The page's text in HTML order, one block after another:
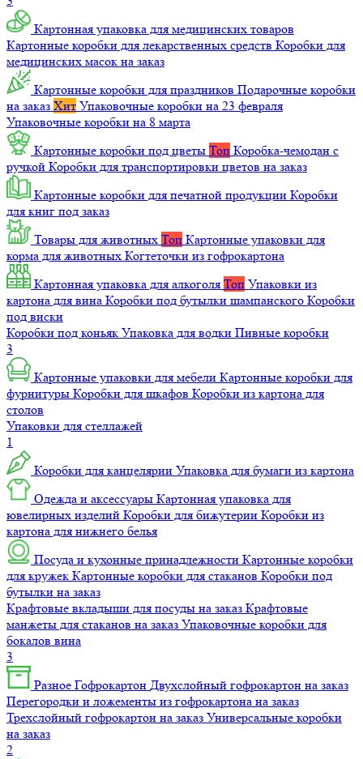
Картонная упаковка для медицинских товаров
Картонные коробки для лекарственных средств Коробки для
медицинских масок на заказ
Картонные коробки для праздников Подарочные коробки
на заказ Хит Упаковочные коробки на 23 февраля
Упаковочные коробки на 8 марта
Картонные коробки под цветы Топ Коробка-чемодан с
ручкой Коробки для транспортировки цветов на заказ
Картонные коробки для печатной продукции Коробки
для книг под заказ
Товары для животных Топ Картонные упаковки для
корма для животных Когтеточки из гофрокартона
Картонная упаковка для алкоголя Топ Упаковки из
картона для вина Коробки под бутылки шампанского Коробки
под виски
Коробки под коньяк Упаковка для водки Пивные коробки
3
Картонные упаковки для мебели Картонные коробки для
фурнитуры Коробки для шкафов Коробки из картона для
столов
Упаковки для стеллажей
1
Коробки для канцелярии Упаковка для бумаги из картона
Одежда и аксессуары Картонная упаковка для
ювелирных изделий Коробки для бижутерии Коробки из
картона для нижнего белья
Посуда и кухонные принадлежности Картонные коробки
для кружек Картонные коробки для стаканов Коробки под
бутылки на заказ
Крафтовые вкладыши для посуды на заказ Крафтовые
манжеты для стаканов на заказ Упаковочные коробки для
бокалов вина
3
Разное Гофрокартон Двухслойный гофрокартон на заказ
Перегородки и ложементы из гофрокартона на заказ
Трехслойный гофрокартон на заказ Универсальные коробки
на заказ
2